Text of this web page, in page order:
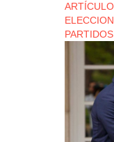
PARTIDOS